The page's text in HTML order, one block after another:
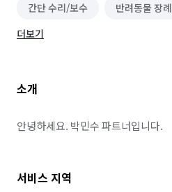
간단 수리/보수 반려동물 장례
건물 관리(종합/시설/행정/경비)
더보기
소개
안녕하세요. 박민수 파트너입니다.
서비스 지역